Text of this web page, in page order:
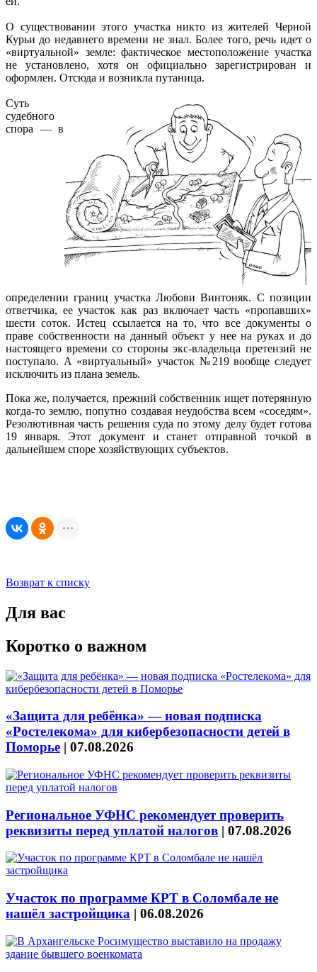
О существовании этого участка никто из жителей Черной
Курьи до недавнего времени не знал. Более того, речь идет о
«виртуальной» земле: фактическое местоположение участка
не установлено, хотя он официально зарегистрирован и
оформлен. Отсюда и возникла путаница.
Суть
судебного
спора — в
определении границ участка Любови Винтоняк. С позиции
ответчика, ее участок как раз включает часть «пропавших»
шести соток. Истец ссылается на то, что все документы о
праве собственности на данный объект у нее на руках и до
настоящего времени со стороны экс-владельца претензий не
поступало. А «виртуальный» участок №219 вообще следует
исключить из плана земель.
Пока же, получается, прежний собственник ищет потерянную
когда-то землю, попутно создавая неудобства всем «соседям».
Резолютивная часть решения суда по этому делу будет готова
19 января. Этот документ и станет отправной точкой в
дальнейшем споре хозяйствующих субъектов.
Возврат к списку
Для вас
Коротко о важном
«Защита для ребёнка» — новая подписка
«Ростелекома» для кибербезопасности детей в
Поморье | 07.08.2026
Региональное УФНС рекомендует проверить
реквизиты перед уплатой налогов | 07.08.2026
Участок по программе КРТ в Соломбале не
нашёл застройщика | 06.08.2026